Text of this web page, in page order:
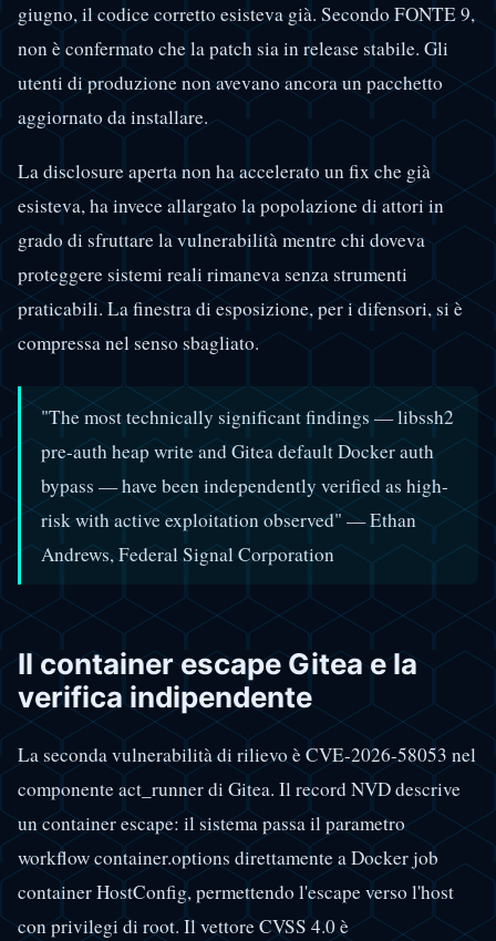
giugno, il codice corretto esisteva già. Secondo FONTE 9,
non è confermato che la patch sia in release stabile. Gli
utenti di produzione non avevano ancora un pacchetto
aggiornato da installare.
La disclosure aperta non ha accelerato un fix che già
esisteva, ha invece allargato la popolazione di attori in
grado di sfruttare la vulnerabilità mentre chi doveva
proteggere sistemi reali rimaneva senza strumenti
praticabili. La finestra di esposizione, per i difensori, si è
compressa nel senso sbagliato.
"The most technically significant findings — libssh2
pre-auth heap write and Gitea default Docker auth
bypass — have been independently verified as high-
risk with active exploitation observed" — Ethan
Andrews, Federal Signal Corporation
Il container escape Gitea e la
verifica indipendente
La seconda vulnerabilità di rilievo è CVE-2026-58053 nel
componente act_runner di Gitea. Il record NVD descrive
un container escape: il sistema passa il parametro
workflow container.options direttamente a Docker job
container HostConfig, permettendo l'escape verso l'host
con privilegi di root. Il vettore CVSS 4.0 è